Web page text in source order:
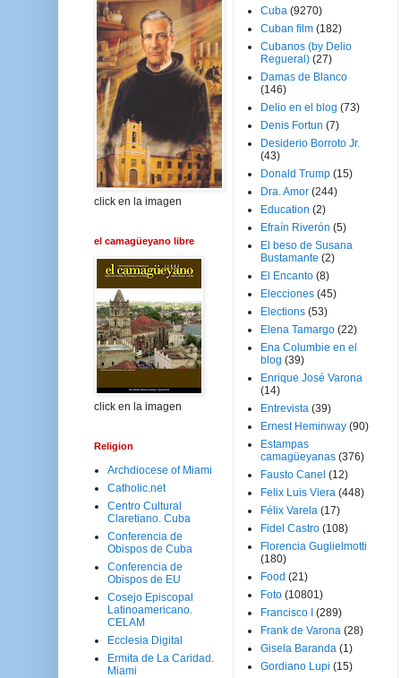
click en la imagen
el camagüeyano libre
click en la imagen
Religion
Archdiocese of Miami
Catholic.net
Centro Cultural
Claretiano. Cuba
Conferencia de
Obispos de Cuba
Conferencia de
Obispos de EU
Cosejo Episcopal
Latinoamericano.
CELAM
Ecclesia Digital
Ermita de La Caridad.
Miami
Cuba (9270)
Cuban film (182)
Cubanos (by Delio
Regueral) (27)
Damas de Blanco
(146)
Delio en el blog (73)
Denis Fortun (7)
Desiderio Borroto Jr.
(43)
Donald Trump (15)
Dra. Amor (244)
Education (2)
Efraín Riverón (5)
El beso de Susana
Bustamante (2)
El Encanto (8)
Elecciones (45)
Elections (53)
Elena Tamargo (22)
Ena Columbie en el
blog (39)
Enrique José Varona
(14)
Entrevista (39)
Ernest Heminway (90)
Estampas
camagüeyanas (376)
Fausto Canel (12)
Felix Luis Viera (448)
Félix Varela (17)
Fidel Castro (108)
Florencia Guglielmotti
(180)
Food (21)
Foto (10801)
Francisco I
(289)
Frank de Varona (28)
Gisela Baranda (1)
Gordiano Lupi (15)